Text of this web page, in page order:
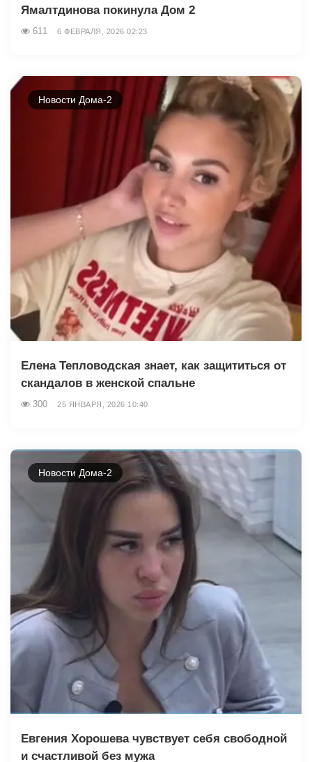
Ямалтдинова покинула Дом 2
611 6 ФЕВРАЛЯ, 2026 02:23
Новости Дома-2
Елена Тепловодская знает, как защититься от
скандалов в женской спальне
300 25 ЯНВАРЯ, 2026 10:40
Новости Дома-2
Евгения Хорошева чувствует себя свободной
и счастливой без мужа